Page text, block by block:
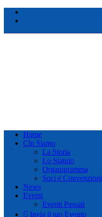
Home
Chi Siamo
La Storia
Lo Statuto
Organigramma
Soci e Convenzioni
News
Eventi
Eventi Passati
Invia il tuo Evento